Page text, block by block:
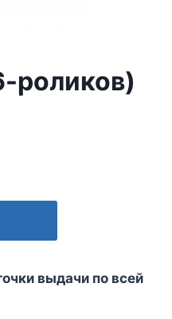
роликов)
выдачи по всей